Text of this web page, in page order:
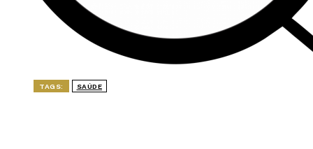
TAGS: SAÚDE